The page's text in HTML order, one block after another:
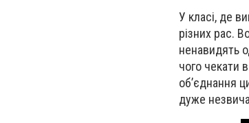
У класі, де
різних рас.
ненавидять
чого чекати
об’єднання
дуже